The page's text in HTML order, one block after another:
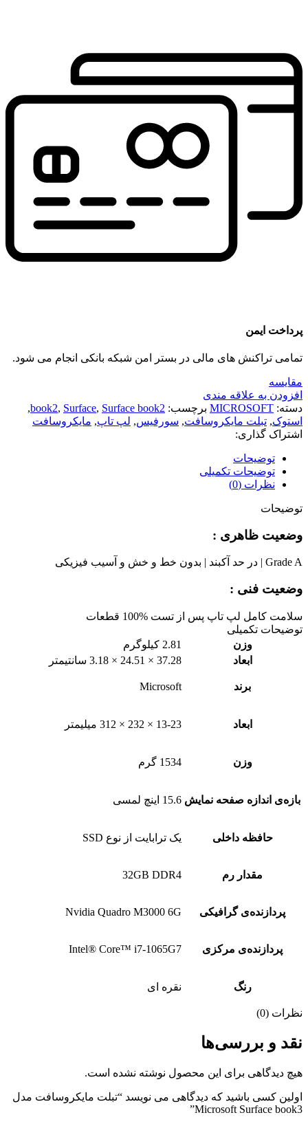
پرداخت ایمن
تمامی تراکنش های مالی در بستر امن شبکه بانکی انجام می شود.
مقايسه
افزودن به علاقه مندی
دسته: MICROSOFT برچسب: book2, Surface, Surface book2
,
استوک, تبلت مایکروسافت, سورفیس, لپ تاپ, مایکروسافت
اشتراک گذاری:
توضیحات
توضیحات تکمیلی
نظرات (0)
توضیحات
وضعیت ظاهری :
Grade A | در حد آکبند | بدون خط و خش و آسیب فیزیکی
وضعیت فنی :
سلامت کامل لپ تاپ پس از تست %100 قطعات
توضیحات تکمیلی
وزن
2.81 کیلوگرم
ابعاد
37.28 × 24.51 × 3.18 سانتیمتر
برند Microsoft
ابعاد 13-23 × 232 × 312 ميلیمتر
وزن 1534 گرم
بازه‌ی اندازه صفحه نمایش 15.6 اینچ لمسی
حافظه داخلی یک ترابایت از نوع SSD
مقدار رم 32GB DDR4
پردازنده‌ی گرافیکی Nvidia Quadro M3000 6G
پردازنده‌ی مرکزی Intel® Core™ i7-1065G7
رنگ نقره ای
نظرات (0)
نقد و بررسی‌ها
هیچ دیدگاهی برای این محصول نوشته نشده است.
اولین کسی باشید که دیدگاهی می نویسد “تبلت مایکروسافت مدل
Microsoft Surface book3”